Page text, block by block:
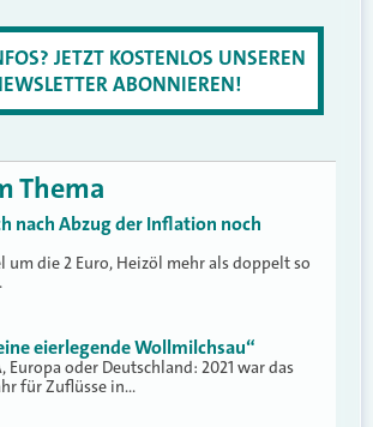
JETZT KOSTENLOS UNSEREN
ABONNIEREN!
Thema
nach Abzug der Inflation noch
um die 2 Euro, Heizöl mehr als doppelt so
eierlegende Wollmilchsau“
Europa oder Deutschland: 2021 war das
für Zuflüsse in…